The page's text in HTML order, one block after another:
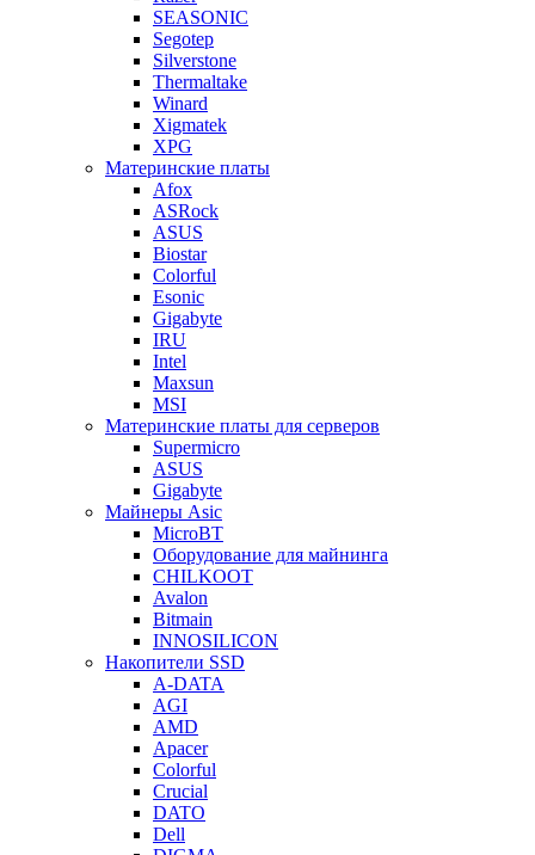
SEASONIC
Segotep
Silverstone
Thermaltake
Winard
Xigmatek
XPG
Материнские платы
Afox
ASRock
ASUS
Biostar
Colorful
Esonic
Gigabyte
IRU
Intel
Maxsun
MSI
Материнские платы для серверов
Supermicro
ASUS
Gigabyte
Майнеры Asic
MicroBT
Оборудование для майнинга
CHILKOOT
Avalon
Bitmain
INNOSILICON
Накопители SSD
A-DATA
AGI
AMD
Apacer
Colorful
Crucial
DATO
Dell